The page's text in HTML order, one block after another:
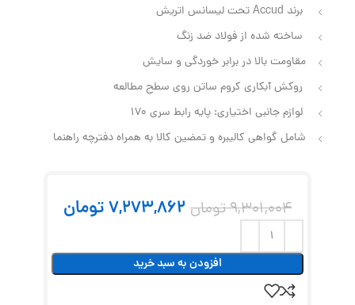
برند Accud تحت لیسانس اتریش
ساخته شده از فولاد ضد زنگ
مقاومت بالا در برابر خوردگی و سایش
روکش آبکاری کروم ساتن روی سطح مطالعه
لوازم جانبی اختیاری: پایه رابط سری 170
شامل گواهی کالیبره و تمضین کالا به همراه دفترچه راهنما
9,301,004تومان 7,273,862تومان
افزودن به سبد خرید